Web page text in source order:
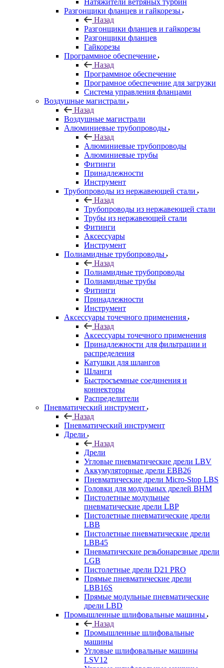
Натяжители ветряных турбин
Разгонщики фланцев и гайкорезы
Назад
Разгонщики фланцев и гайкорезы
Разгонщики фланцев
Гайкорезы
Программное обеспечение
Назад
Программное обеспечение
Програмное обеспечение для загрузки
Система управления фланцами
Воздушные магистрали
Назад
Воздушные магистрали
Алюминиевые трубопроводы
Назад
Алюминиевые трубопроводы
Алюминиевые трубы
Фитинги
Принадлежности
Инструмент
Трубопроводы из нержавеющей стали
Назад
Трубопроводы из нержавеющей стали
Трубы из нержавеющей стали
Фитинги
Аксессуары
Инструмент
Полиамидные трубопроводы
Назад
Полиамидные трубопроводы
Полиамидные трубы
Фитинги
Принадлежности
Инструмент
Аксессуары точечного применения
Назад
Аксессуары точечного применения
Принадлежности для фильтрации и
распределения
Катушки для шлангов
Шланги
Быстросъемные соединения и
коннекторы
Распределители
Пневматический инструмент
Назад
Пневматический инструмент
Дрели
Назад
Дрели
Угловые пневматические дрели LBV
Аккумуляторные дрели EBB26
Пневматические дрели Micro-Stop LBS
Головки для модульных дрелей BHM
Пистолетные модульные
пневматические дрели LBP
Пистолетные пневматические дрели
LBB
Пистолетные пневматические дрели
LBB45
Пневматические резьбонарезные дрели
LGB
Пистолетные дрели D21 PRO
Прямые пневматические дрели
LBB16S
Прямые модульные пневматические
дрели LBD
Промышленные шлифовальные машины
Назад
Промышленные шлифовальные
машины
Угловые шлифовальные машины
LSV12